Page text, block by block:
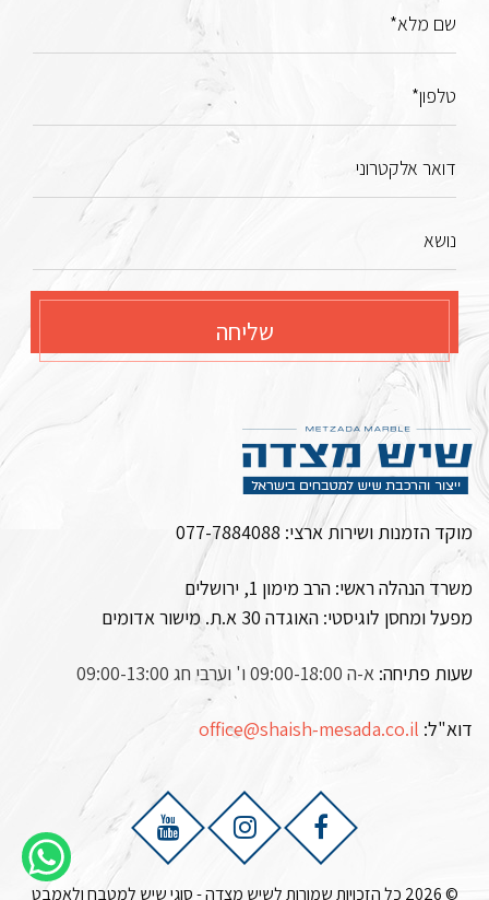
שם מלא*
טלפון*
דואר אלקטרוני
נושא
שליחה
מוקד הזמנות ושירות ארצי: 077-7884088
משרד הנהלה ראשי: הרב מימון 1, ירושלים
מפעל ומחסן לוגיסטי: האוגדה 30 א.ת. מישור אדומים
שעות פתיחה: א-ה 09:00-18:00 ו' וערבי חג 09:00-13:00
דוא"ל: office@shaish-mesada.co.il
© 2026 כל הזכויות שמורות לשיש מצדה - סוגי שיש למטבח ולאמבט